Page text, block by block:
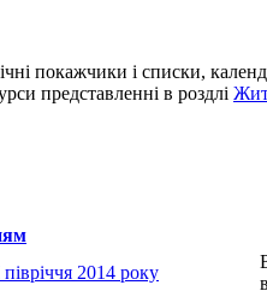
покажчики і списки,
представленні в роздлі
2014 року